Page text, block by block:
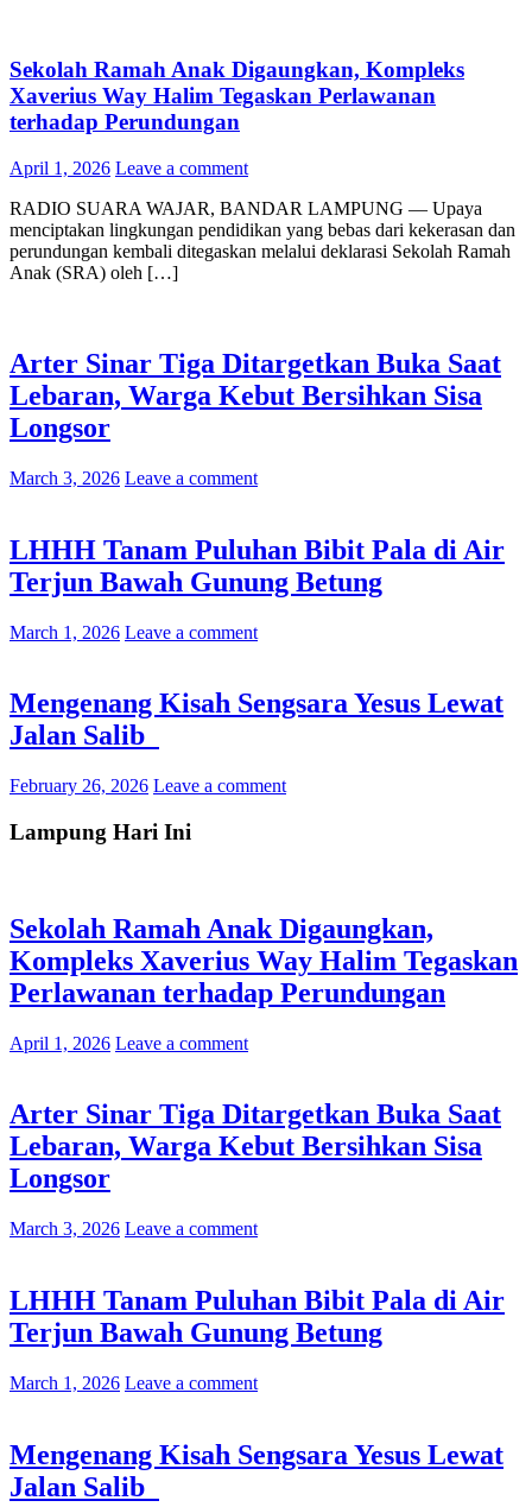
Sekolah Ramah Anak Digaungkan, Kompleks
Xaverius Way Halim Tegaskan Perlawanan
terhadap Perundungan
April 1, 2026 Leave a comment
RADIO SUARA WAJAR, BANDAR LAMPUNG — Upaya
menciptakan lingkungan pendidikan yang bebas dari kekerasan dan
perundungan kembali ditegaskan melalui deklarasi Sekolah Ramah
Anak (SRA) oleh […]
Arter Sinar Tiga Ditargetkan Buka Saat
Lebaran, Warga Kebut Bersihkan Sisa
Longsor
March 3, 2026 Leave a comment
LHHH Tanam Puluhan Bibit Pala di Air
Terjun Bawah Gunung Betung
March 1, 2026 Leave a comment
Mengenang Kisah Sengsara Yesus Lewat
Jalan Salib
February 26, 2026 Leave a comment
Lampung Hari Ini
Sekolah Ramah Anak Digaungkan,
Kompleks Xaverius Way Halim Tegaskan
Perlawanan terhadap Perundungan
April 1, 2026 Leave a comment
Arter Sinar Tiga Ditargetkan Buka Saat
Lebaran, Warga Kebut Bersihkan Sisa
Longsor
March 3, 2026 Leave a comment
LHHH Tanam Puluhan Bibit Pala di Air
Terjun Bawah Gunung Betung
March 1, 2026 Leave a comment
Mengenang Kisah Sengsara Yesus Lewat
Jalan Salib